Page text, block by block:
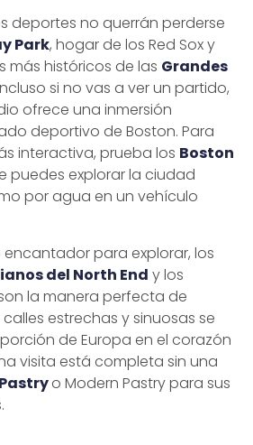
deportes no querrán perderse
Park, hogar de los Red Sox y
más históricos de las Grandes
si no vas a ver un partido,
ofrece una inmersión
deportivo de Boston. Para
interactiva, prueba los Boston
puedes explorar la ciudad
por agua en un vehículo
encantador para explorar, los
del North End y los
la manera perfecta de
estrechas y sinuosas se
de Europa en el corazón
visita está completa sin una
o Modern Pastry para sus